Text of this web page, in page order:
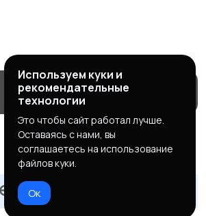
Используем куки и
рекомендательные
технологии
Это чтобы сайт работал лучше.
Оставаясь с нами, вы
соглашаетесь на использование
файлов куки.
Ок